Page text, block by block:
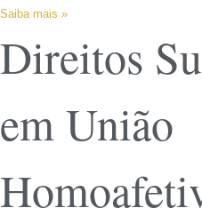
Saiba mais »
Direitos
em União